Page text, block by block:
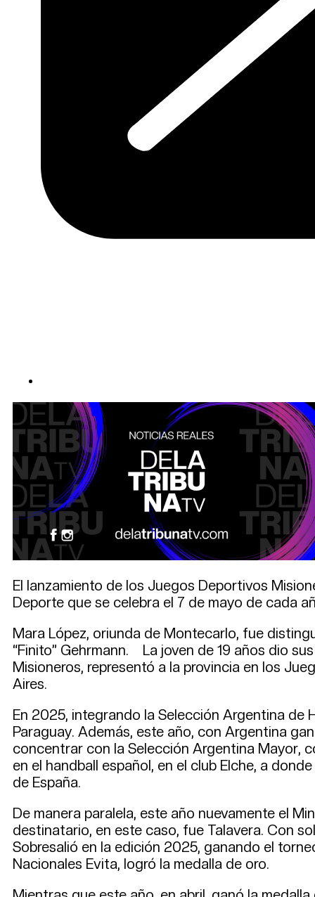
El lanzamiento de los Juegos Deportivos
Deporte que se celebra el 7 de mayo de cada
Mara López, oriunda de Montecarlo, fue
“Finito” Gehrmann. La joven de 19 años dio
Misioneros, representó a la provincia en los
Aires.
En 2025, integrando la Selección Argentina de
Paraguay. Además, este año, con Argentina
concentrar con la Selección Argentina Mayor,
en el handball español, en el club Elche, a
de España.
De manera paralela, este año nuevamente el
destinatario, en este caso, fue Talavera. Con
Sobresalió en la edición 2025, ganando el
Nacionales Evita, logró la medalla de oro.